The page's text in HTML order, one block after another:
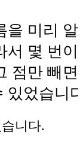
을 미리
서 몇 번이
점만 빼면
있었습니
지 않는 게
니다.